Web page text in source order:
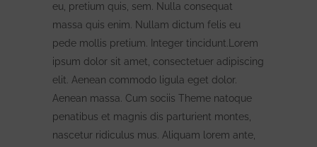
eu, pretium quis, sem. Nulla consequat
massa quis enim. Nullam dictum felis eu
pede mollis pretium. Integer tincidunt.Lorem
ipsum dolor sit amet, consectetuer adipiscing
elit. Aenean commodo ligula eget dolor.
Aenean massa. Cum sociis Theme natoque
penatibus et magnis dis parturient montes,
nascetur ridiculus mus. Aliquam lorem ante,